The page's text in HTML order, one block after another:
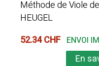
Méthode de Viole
HEUGEL
52.34 CHF ENVOI
En